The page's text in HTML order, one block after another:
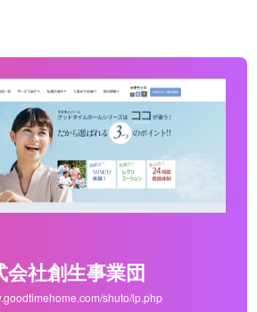
会社創生事業団
shuto/lp.php